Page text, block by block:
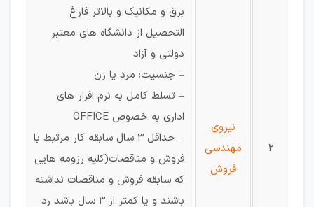
2
نیروی
مهندسی
فروش
برق و مکانیک و بالاتر فارغ
التحصیل از دانشگاه های معتبر
دولتی و آزاد
– جنسیت: مرد یا زن
– تسلط کامل به نرم افزار های
اداری به خصوص OFFICE
– حداقل 3 سال سابقه کار مرتبط با
فروش و مناقصات(کلیه رزومه هایی
که سابقه فروش و مناقصات نداشته
باشند و یا کمتر از 3 سال باشد رد